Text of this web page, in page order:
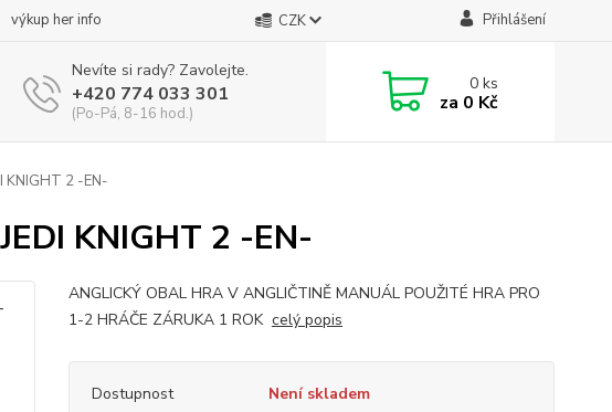
výkup her info CZK Přihlášení
Nevíte si rady? Zavolejte.
+420 774 033 301
(Po-Pá, 8-16 hod.)
0ks
za 0 Kč
KNIGHT 2 -EN-
KNIGHT 2 -EN-
ANGLICKÝ OBAL HRA V ANGLIČTINĚ MANUÁL POUŽITÉ HRA PRO
1-2 HRÁČE ZÁRUKA 1 ROK celý popis
Dostupnost Není skladem